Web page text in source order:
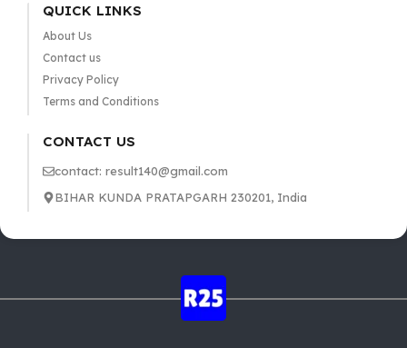
QUICK LINKS
About Us
Contact us
Privacy Policy
Terms and Conditions
CONTACT US
contact: result140@gmail.com
BIHAR KUNDA PRATAPGARH 230201, India